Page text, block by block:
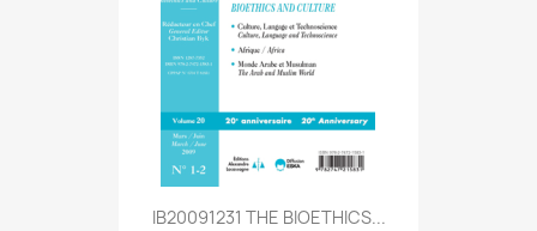
IB20091231 THE BIOETHICS...